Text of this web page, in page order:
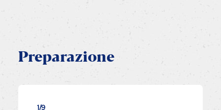
Preparazione
1/9